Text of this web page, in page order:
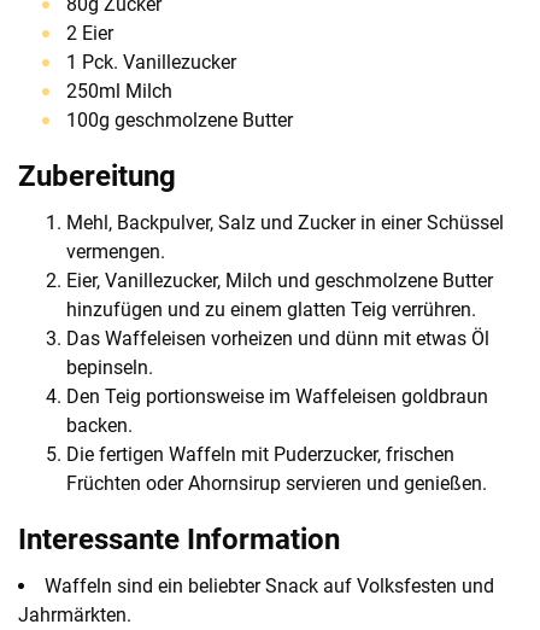
2 Eier
1 Pck. Vanillezucker
250ml Milch
100g geschmolzene Butter
Zubereitung
Mehl, Backpulver, Salz und Zucker in einer Schüssel
vermengen.
Eier, Vanillezucker, Milch und geschmolzene Butter
hinzufügen und zu einem glatten Teig verrühren.
Das Waffeleisen vorheizen und dünn mit etwas Öl
bepinseln.
Den Teig portionsweise im Waffeleisen goldbraun
backen.
Die fertigen Waffeln mit Puderzucker, frischen
Früchten oder Ahornsirup servieren und genießen.
Interessante Information
Waffeln sind ein beliebter Snack auf Volksfesten und
Jahrmärkten.